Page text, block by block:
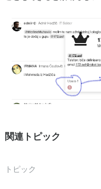
関連トピック
トピック